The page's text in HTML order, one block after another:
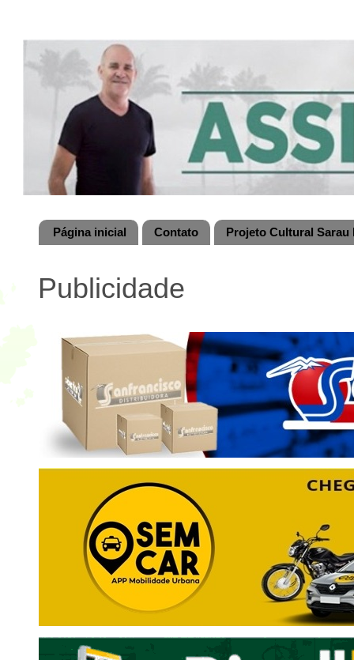
Página inicial Contato Projeto Cultural
Publicidade